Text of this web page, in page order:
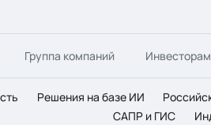
Группа компаний Инвесторам
Решения на базе ИИ
САПР и ГИС